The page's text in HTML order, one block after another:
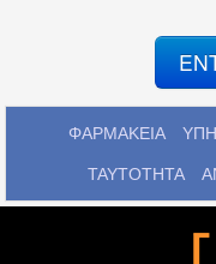
ΦΑΡΜΑΚΕΙΑ
ΤΑΥΤΟΤΗΤΑ